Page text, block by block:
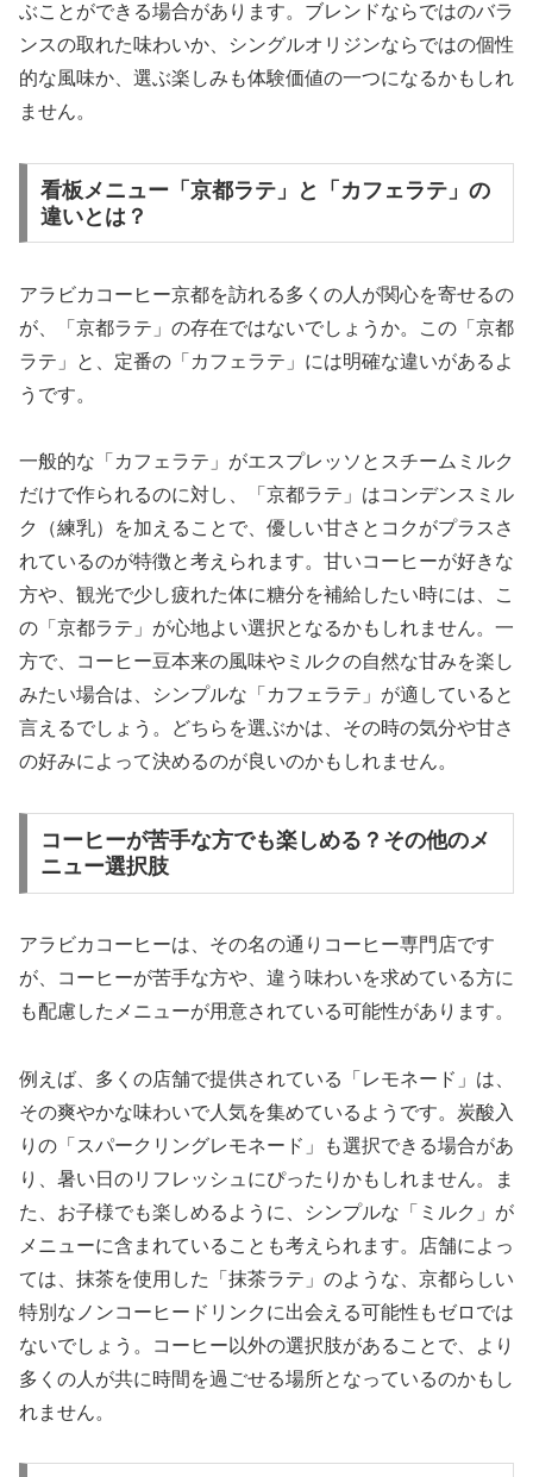
ぶことができる場合があります。ブレンドならではのバラ
ンスの取れた味わいか、シングルオリジンならではの個性
的な風味か、選ぶ楽しみも体験価値の一つになるかもしれ
ません。
看板メニュー「京都ラテ」と「カフェラテ」の
違いとは？
アラビカコーヒー京都を訪れる多くの人が関心を寄せるの
が、「京都ラテ」の存在ではないでしょうか。この「京都
ラテ」と、定番の「カフェラテ」には明確な違いがあるよ
うです。
一般的な「カフェラテ」がエスプレッソとスチームミルク
だけで作られるのに対し、「京都ラテ」はコンデンスミル
ク（練乳）を加えることで、優しい甘さとコクがプラスさ
れているのが特徴と考えられます。甘いコーヒーが好きな
方や、観光で少し疲れた体に糖分を補給したい時には、こ
の「京都ラテ」が心地よい選択となるかもしれません。一
方で、コーヒー豆本来の風味やミルクの自然な甘みを楽し
みたい場合は、シンプルな「カフェラテ」が適していると
言えるでしょう。どちらを選ぶかは、その時の気分や甘さ
の好みによって決めるのが良いのかもしれません。
コーヒーが苦手な方でも楽しめる？その他のメ
ニュー選択肢
アラビカコーヒーは、その名の通りコーヒー専門店です
が、コーヒーが苦手な方や、違う味わいを求めている方に
も配慮したメニューが用意されている可能性があります。
例えば、多くの店舗で提供されている「レモネード」は、
その爽やかな味わいで人気を集めているようです。炭酸入
りの「スパークリングレモネード」も選択できる場合があ
り、暑い日のリフレッシュにぴったりかもしれません。ま
た、お子様でも楽しめるように、シンプルな「ミルク」が
メニューに含まれていることも考えられます。店舗によっ
ては、抹茶を使用した「抹茶ラテ」のような、京都らしい
特別なノンコーヒードリンクに出会える可能性もゼロでは
ないでしょう。コーヒー以外の選択肢があることで、より
多くの人が共に時間を過ごせる場所となっているのかもし
れません。